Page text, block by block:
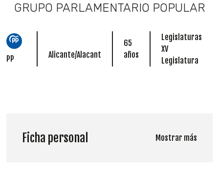
GRUPO PARLAMENTARIO POPULAR
PP Alicante/Alacant
65
años
Legislaturas
XV
Legislatura
Ficha personal Mostrar más